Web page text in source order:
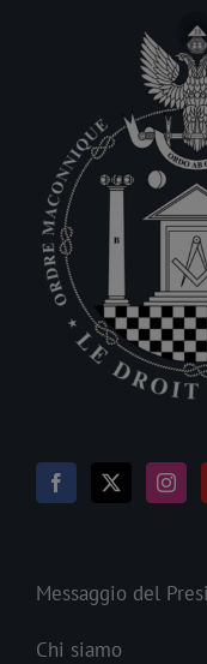
Messaggio del
Chi siamo